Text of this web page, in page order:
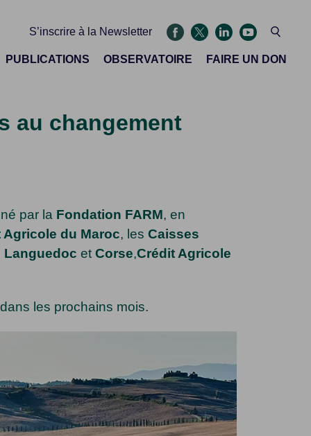
S’inscrire à la Newsletter
PUBLICATIONS OBSERVATOIRE FAIRE UN DON
au changement
par la Fondation FARM, en
Agricole du Maroc, les Caisses
Languedoc et Corse,Crédit Agricole
les prochains mois.